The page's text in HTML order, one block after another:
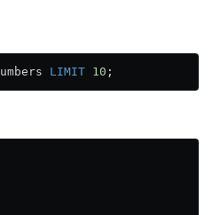
LIMIT 10 ;